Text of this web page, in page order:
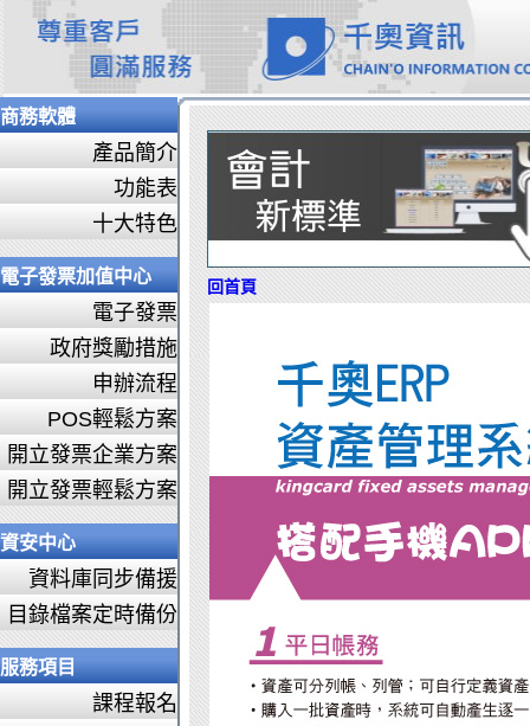
商務軟體
產品簡介
功能表
十大特色
電子發票加值中心
電子發票
政府獎勵措施
申辦流程
POS輕鬆方案
開立發票企業方案
開立發票輕鬆方案
資安中心
資料庫同步備援
目錄檔案定時備份
服務項目
課程報名
回首頁